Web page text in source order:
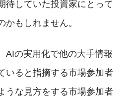
待していた投資家にとって
かもしれません。
AIの実用化で他の大手情報
いると指摘する市場参加者
うな見方をする市場参加者